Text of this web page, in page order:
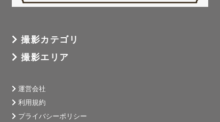
ミニ黒板とチョーク / レターボード
山に囲まれた長野県茅野市出身⛰
数年前から静岡県静岡市で暮らしています。
撮影カテゴリ
撮影エリア
運営会社
利用規約
プライバシーポリシー